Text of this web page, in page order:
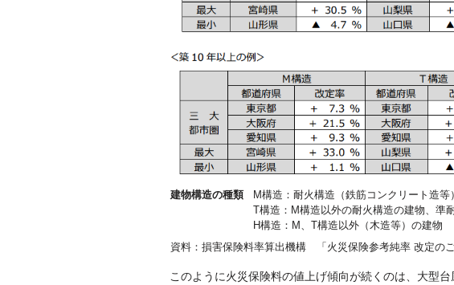
建物構造の種類
M構造：耐火構造（鉄筋コンクリート造等
T構造：M構造以外の耐火構造の建物、準
H構造：M、T構造以外（木造等）の建物
資料：損害保険料率算出機構 「火災保険参考純率 改定のご
このように火災保険料の値上げ傾向が続くのは、大型